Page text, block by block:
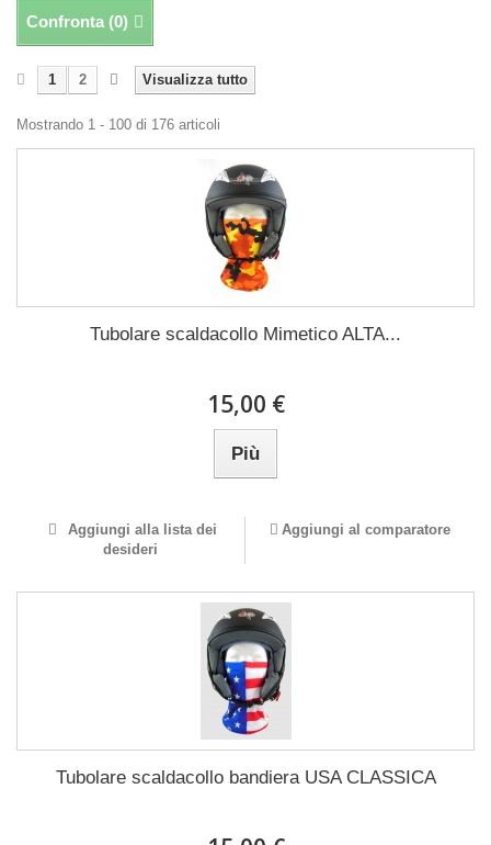
Confronta (0)
Visualizza tutto
1 2
Mostrando 1 - 100 di 176 articoli
Tubolare scaldacollo Mimetico ALTA...
15,00 €
Più
Aggiungi alla lista dei
desideri
Aggiungi al comparatore
Tubolare scaldacollo bandiera USA CLASSICA